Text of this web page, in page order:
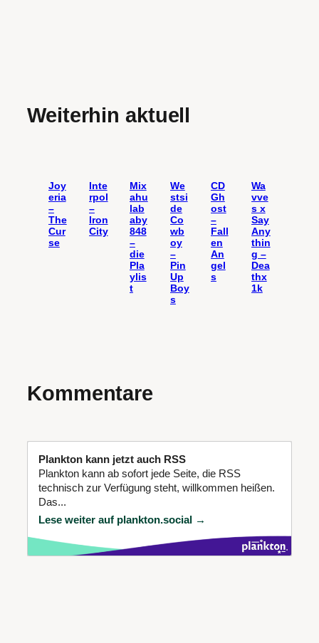
Weiterhin aktuell
Joy
eria
–
The
Cur
se
Inte
rpol
–
Iron
City
Mix
ahu
lab
aby
848
–
die
Pla
ylis
t
We
stsi
de
Co
wb
oy
–
Pin
Up
Boy
s
CD
Gh
ost
–
Fall
en
An
gel
s
Wa
vve
s x
Say
Any
thin
g –
Dea
thx
1k
Kommentare
Plankton kann jetzt auch RSS
Plankton kann ab sofort jede Seite, die RSS
technisch zur Verfügung steht, willkommen heißen.
Das...
Lese weiter auf plankton.social →